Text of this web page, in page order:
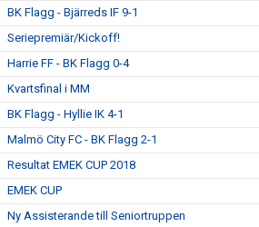
BK Flagg - Bjärreds IF 9-1
Seriepremiär/Kickoff!
Harrie FF - BK Flagg 0-4
Kvartsfinal i MM
BK Flagg - Hyllie IK 4-1
Malmö City FC - BK Flagg 2-1
Resultat EMEK CUP 2018
EMEK CUP
Ny Assisterande till Seniortruppen